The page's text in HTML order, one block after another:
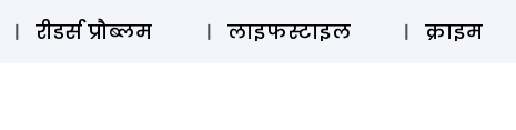
ऑडियो
रीडर्स प्रौब्लम लाइफस्टाइल क्राइम